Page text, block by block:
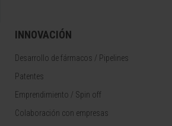
INNOVACIÓN
Desarrollo de fármacos / Pipelines
Patentes
Emprendimiento / Spin off
Colaboración con empresas